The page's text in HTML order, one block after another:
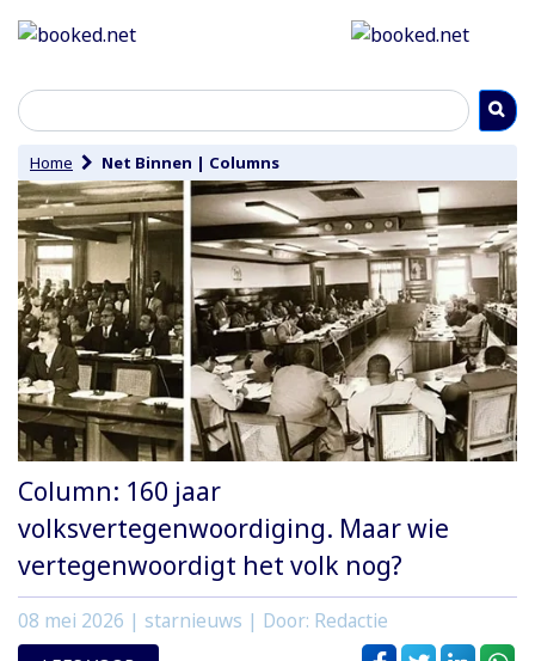
Home Net Binnen | Columns
Column: 160 jaar
volksvertegenwoordiging. Maar wie
vertegenwoordigt het volk nog?
08 mei 2026 | starnieuws | Door: Redactie